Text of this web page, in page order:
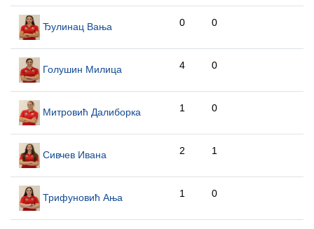
Ђулинац Вања 0 0
Голушин Милица 4 0
Митровић Далиборка 1 0
Сивчев Ивана 2 1
Трифуновић Ања 1 0